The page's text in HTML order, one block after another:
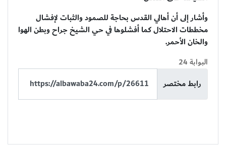
وأشار إلى أن أهالي القدس بحاجة للصمود والثبات لإفشال
مخططات الاحتلال كما أفشلوها في حي الشيخ جراح وبطن الهوا
والخان الأحمر.
البوابة 24
رابط مختصر